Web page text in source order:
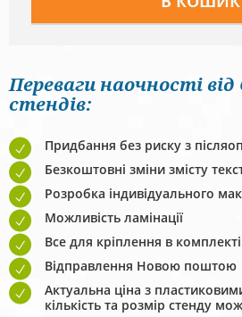
Переваги наочності
стендів:
Придбання без риску з
Безкоштовні зміни змісту
Розробка індивідуального
Можливість ламінації
Все для кріплення в комплекті
Відправлення Новою поштою
Актуальна ціна з
кількість та розмір стенду